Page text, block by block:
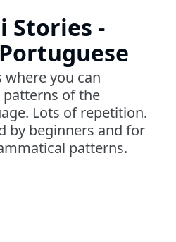
Stories -
where you can
patterns of the
Lots of repetition.
by beginners and for
patterns.